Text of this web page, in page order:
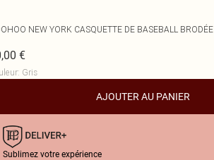
NEW YORK CASQUETTE DE BASEBALL BRODÉE
€
: Gris
AJOUTER AU PANIER
Sublimez votre expérience